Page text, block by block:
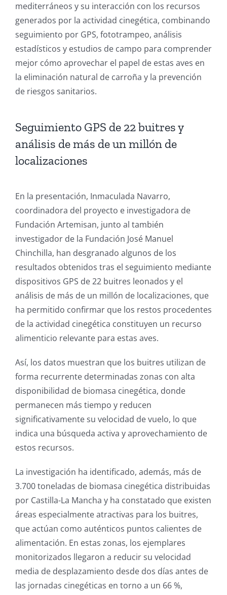
mediterráneos y su interacción con los recursos
generados por la actividad cinegética, combinando
seguimiento por GPS, fototrampeo, análisis
estadísticos y estudios de campo para comprender
mejor cómo aprovechar el papel de estas aves en
la eliminación natural de carroña y la prevención
de riesgos sanitarios.
Seguimiento GPS de 22 buitres y
análisis de más de un millón de
localizaciones
En la presentación, Inmaculada Navarro,
coordinadora del proyecto e investigadora de
Fundación Artemisan, junto al también
investigador de la Fundación José Manuel
Chinchilla, han desgranado algunos de los
resultados obtenidos tras el seguimiento mediante
dispositivos GPS de 22 buitres leonados y el
análisis de más de un millón de localizaciones, que
ha permitido confirmar que los restos procedentes
de la actividad cinegética constituyen un recurso
alimenticio relevante para estas aves.
Así, los datos muestran que los buitres utilizan de
forma recurrente determinadas zonas con alta
disponibilidad de biomasa cinegética, donde
permanecen más tiempo y reducen
significativamente su velocidad de vuelo, lo que
indica una búsqueda activa y aprovechamiento de
estos recursos.
La investigación ha identificado, además, más de
3.700 toneladas de biomasa cinegética distribuidas
por Castilla-La Mancha y ha constatado que existen
áreas especialmente atractivas para los buitres,
que actúan como auténticos puntos calientes de
alimentación. En estas zonas, los ejemplares
monitorizados llegaron a reducir su velocidad
media de desplazamiento desde dos días antes de
las jornadas cinegéticas en torno a un 66 %,